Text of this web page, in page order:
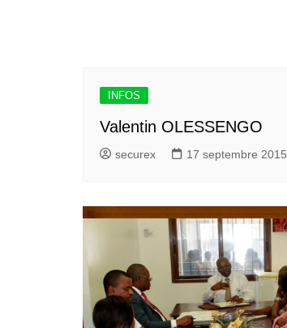
INFOS
Valentin OLESSENGO
securex 17 septembre 2015